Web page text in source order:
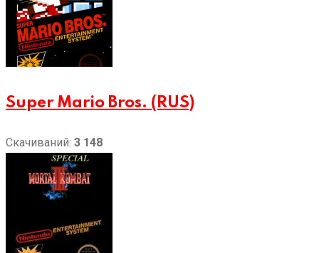
Super Mario Bros. (RUS)
Скачиваний: 3 148